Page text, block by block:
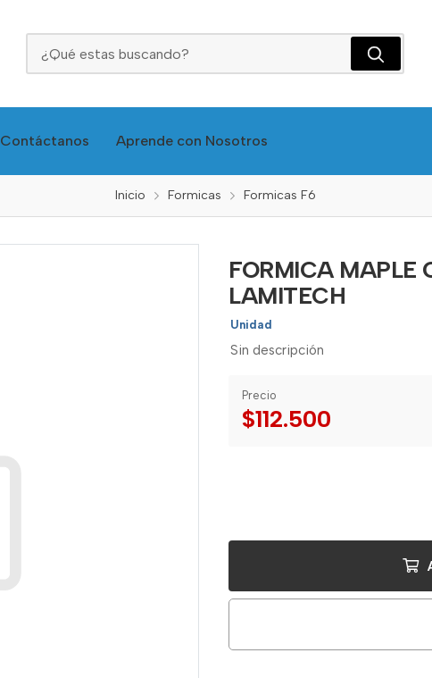
Contáctanos Aprende con Nosotros
Inicio Formicas Formicas F6
FORMICA MAPLE
LAMITECH
Unidad
Sin descripción
Precio
$112.500